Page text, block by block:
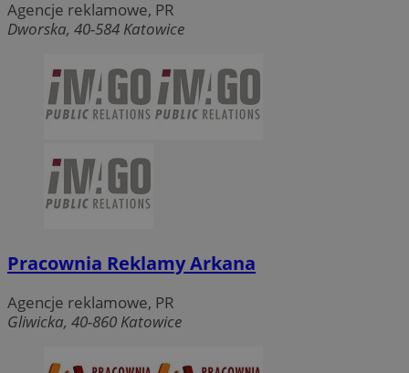
Agencje reklamowe, PR
Dworska, 40-584 Katowice
Pracownia Reklamy Arkana
Agencje reklamowe, PR
Gliwicka, 40-860 Katowice